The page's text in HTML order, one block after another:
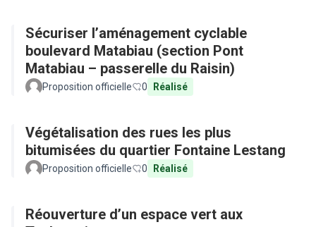
Sécuriser l’aménagement cyclable
boulevard Matabiau (section Pont
Matabiau – passerelle du Raisin)
Proposition officielle 0 Réalisé
Végétalisation des rues les plus
bitumisées du quartier Fontaine Lestang
Proposition officielle 0 Réalisé
Réouverture d’un espace vert aux